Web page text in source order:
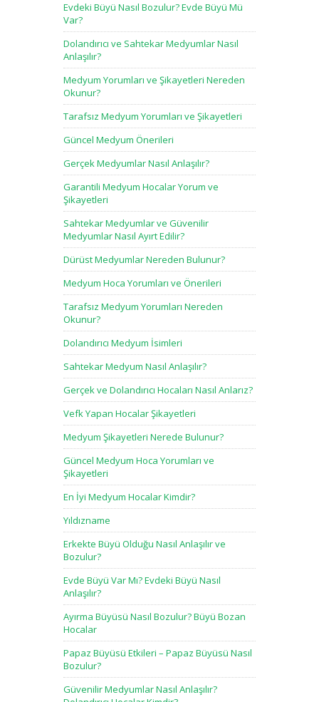
Evdeki Büyü Nasıl Bozulur? Evde Büyü Mü
Var?
Dolandırıcı ve Sahtekar Medyumlar Nasıl
Anlaşılır?
Medyum Yorumları ve Şikayetleri Nereden
Okunur?
Tarafsız Medyum Yorumları ve Şikayetleri
Güncel Medyum Önerileri
Gerçek Medyumlar Nasıl Anlaşılır?
Garantili Medyum Hocalar Yorum ve
Şikayetleri
Sahtekar Medyumlar ve Güvenilir
Medyumlar Nasıl Ayırt Edilir?
Dürüst Medyumlar Nereden Bulunur?
Medyum Hoca Yorumları ve Önerileri
Tarafsız Medyum Yorumları Nereden
Okunur?
Dolandırıcı Medyum İsimleri
Sahtekar Medyum Nasıl Anlaşılır?
Gerçek ve Dolandırıcı Hocaları Nasıl Anlarız?
Vefk Yapan Hocalar Şikayetleri
Medyum Şikayetleri Nerede Bulunur?
Güncel Medyum Hoca Yorumları ve
Şikayetleri
En İyi Medyum Hocalar Kimdir?
Yıldızname
Erkekte Büyü Olduğu Nasıl Anlaşılır ve
Bozulur?
Evde Büyü Var Mı? Evdeki Büyü Nasıl
Anlaşılır?
Ayırma Büyüsü Nasıl Bozulur? Büyü Bozan
Hocalar
Papaz Büyüsü Etkileri – Papaz Büyüsü Nasıl
Bozulur?
Güvenilir Medyumlar Nasıl Anlaşılır?